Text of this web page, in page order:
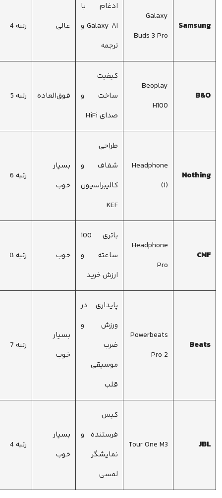
Samsung
Galaxy
Buds 3 Pro
ادغام با
Galaxy AI و
ترجمه
عالی رتبه 4
B&O
Beoplay
H100
کیفیت
ساخت و
صدای HiFi
فوق‌العاده رتبه 5
Nothing
Headphone
(1)
طراحی
شفاف و
کالیبراسیون
KEF
بسیار
خوب
رتبه 6
CMF
Headphone
Pro
باتری 100
ساعته و
ارزش خرید
خوب رتبه 8
Beats
Powerbeats
Pro 2
پایداری در
ورزش و
ضرب
موسیقی
قلب
بسیار
خوب
رتبه 7
JBL
Tour One M3
کیس
فرستنده و
نمایشگر
لمسی
بسیار
خوب
رتبه 4